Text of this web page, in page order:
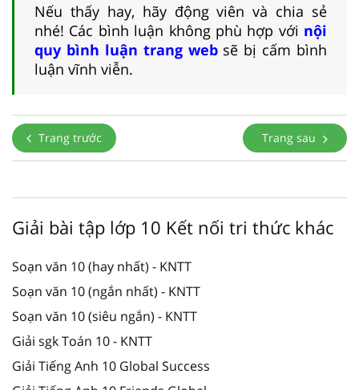
Nếu thấy hay, hãy động viên và chia sẻ
nhé! Các bình luận không phù hợp với nội
quy bình luận trang websẽ bị cấm bình
luận vĩnh viễn.
Trang trước Trang sau
Giải bài tập lớp 10 Kết nối tri thức khác
Soạn văn 10 (hay nhất) - KNTT
Soạn văn 10 (ngắn nhất) - KNTT
Soạn văn 10 (siêu ngắn) - KNTT
Giải sgk Toán 10 - KNTT
Giải Tiếng Anh 10 Global Success